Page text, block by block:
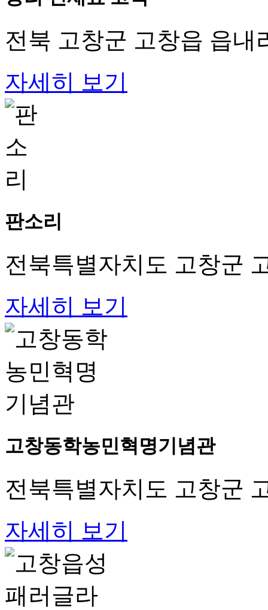
전북 고창군 고창읍 읍내
자세히 보기
판소리
전북특별자치도 고창군
자세히 보기
고창동학농민혁명기념관
전북특별자치도 고창군
자세히 보기